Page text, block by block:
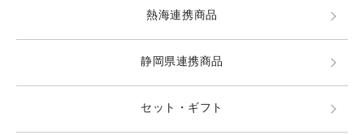
熱海連携商品
静岡県連携商品
セット・ギフト